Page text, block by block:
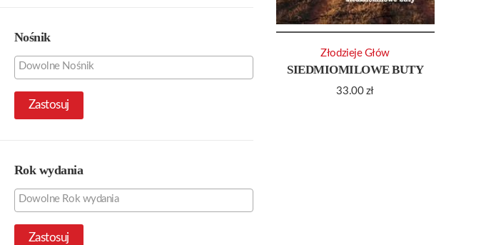
SIEDMIOMILOWE BUTY
33.00 zł
Złodzieje Głów
Nośnik
Zastosuj
Rok wydania
Zastosuj